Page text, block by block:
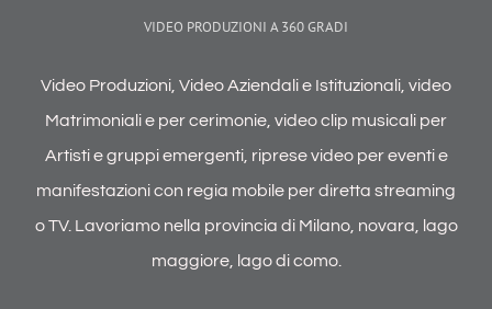
VIDEO PRODUZIONI A 360 GRADI
Video Produzioni, Video Aziendali e Istituzionali, video
Matrimoniali e per cerimonie, video clip musicali per
Artisti e gruppi emergenti, riprese video per eventi e
manifestazioni con regia mobile per diretta streaming
o TV. Lavoriamo nella provincia di Milano, novara, lago
maggiore, lago di como.